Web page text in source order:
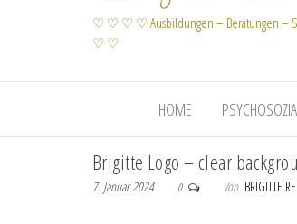
♡ ♡ ♡ ♡ Ausbildungen – Beratungen –
♡ ♡
HOME
Brigitte Logo – clear
7. Januar 2024 0 Von BRIGITTE